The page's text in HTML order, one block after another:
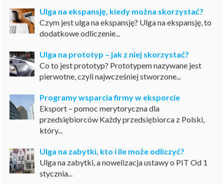
Ulga na ekspansję, kiedy można skorzystać?
Czym jest ulga na ekspansję? Ulga na ekspansję, to
dodatkowe odliczenie...
Ulga na prototyp – jak z niej skorzystać?
Co to jest prototyp? Prototypem nazywane jest
pierwotne, czyli najwcześniej stworzone...
Programy wsparcia firmy w eksporcie
Eksport – pomoc merytoryczna dla
przedsiębiorców Każdy przedsiębiorca z Polski,
który...
Ulga na zabytki, kto i ile może odliczyć?
Ulga na zabytki, a nowelizacja ustawy o PIT Od 1
stycznia...